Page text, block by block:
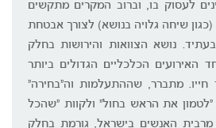
לעסוק בו, וברוב המקרים מתקשים
(כגון שיחה גלויה בנושא) לצורך אבטחת
נושא הצוואות והירושות בחלק
האירועים הכלכליים הגדולים ביותר
מתברר, שההתעלמות וה"בחירה"
"לטמון את הראש בחול" ולקוות "שהכל
מרבית האנשים בישראל, גורמת בחלק